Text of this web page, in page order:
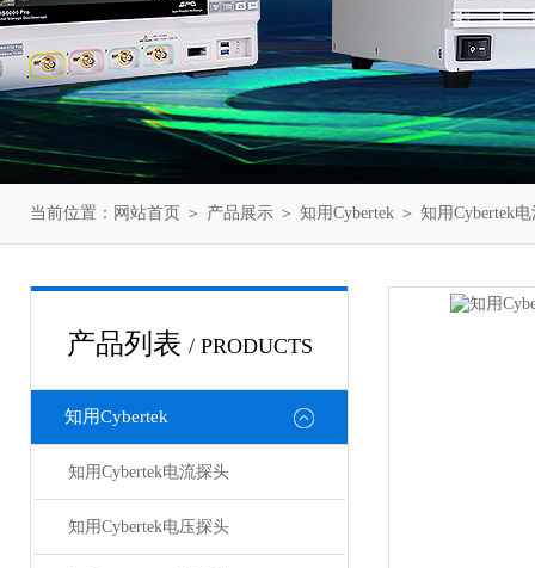
当前位置： 网站首页 ＞ 产品展示 ＞ 知用Cybertek ＞ 知用Cybertek
产品列表 / PRODUCTS
知用Cybertek
知用Cybertek电流探头
知用Cybertek电压探头